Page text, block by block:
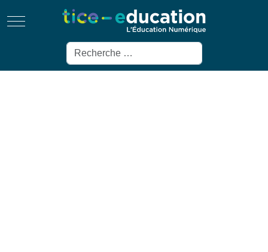
Mobile Menu Toggle
Rechercher